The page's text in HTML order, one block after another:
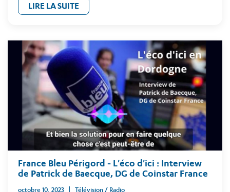
LIRE LA SUITE
France Bleu Périgord - L'éco d'ici : Interview
de Patrick de Baecque, DG de Coinstar France
octobre 10, 2023 Télévision / Radio